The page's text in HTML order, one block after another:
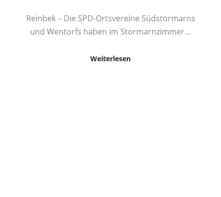
Reinbek – Die SPD-Ortsvereine Südstormarns
und Wentorfs haben im Stormarnzimmer…
Weiterlesen